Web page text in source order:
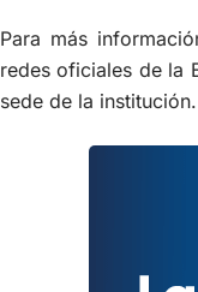
Para más
redes oficiales de la
sede de la institución.